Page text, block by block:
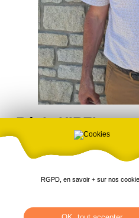
Régis HIREL
CONSEILLER MUNICIPAL
- Titulaire de la commission de
- Suppléant : commission
commission d'appel d'offres
RGPD, en savoir + sur nos